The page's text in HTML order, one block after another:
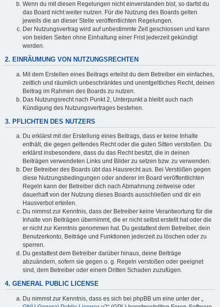
Wenn du mit diesen Regelungen nicht einverstanden bist, so darfst du
das Board nicht weiter nutzen. Für die Nutzung des Boards gelten
jeweils die an dieser Stelle veröffentlichten Regelungen.
Der Nutzungsvertrag wird auf unbestimmte Zeit geschlossen und kann
von beiden Seiten ohne Einhaltung einer Frist jederzeit gekündigt
werden.
2. EINRÄUMUNG VON NUTZUNGSRECHTEN
Mit dem Erstellen eines Beitrags erteilst du dem Betreiber ein einfaches,
zeitlich und räumlich unbeschränktes und unentgeltliches Recht, deinen
Beitrag im Rahmen des Boards zu nutzen.
Das Nutzungsrecht nach Punkt 2, Unterpunkt a bleibt auch nach
Kündigung des Nutzungsvertrages bestehen.
3. PFLICHTEN DES NUTZERS
Du erklärst mit der Erstellung eines Beitrags, dass er keine Inhalte
enthält, die gegen geltendes Recht oder die guten Sitten verstoßen. Du
erklärst insbesondere, dass du das Recht besitzt, die in deinen
Beiträgen verwendeten Links und Bilder zu setzen bzw. zu verwenden.
Der Betreiber des Boards übt das Hausrecht aus. Bei Verstößen gegen
diese Nutzungsbedingungen oder anderer im Board veröffentlichten
Regeln kann der Betreiber dich nach Abmahnung zeitweise oder
dauerhaft von der Nutzung dieses Boards ausschließen und dir ein
Hausverbot erteilen.
Du nimmst zur Kenntnis, dass der Betreiber keine Verantwortung für die
Inhalte von Beiträgen übernimmt, die er nicht selbst erstellt hat oder die
er nicht zur Kenntnis genommen hat. Du gestattest dem Betreiber, dein
Benutzerkonto, Beiträge und Funktionen jederzeit zu löschen oder zu
sperren.
Du gestattest dem Betreiber darüber hinaus, deine Beiträge
abzuändern, sofern sie gegen o. g. Regeln verstoßen oder geeignet
sind, dem Betreiber oder einem Dritten Schaden zuzufügen.
4. GENERAL PUBLIC LICENSE
Du nimmst zur Kenntnis, dass es sich bei phpBB um eine unter der „